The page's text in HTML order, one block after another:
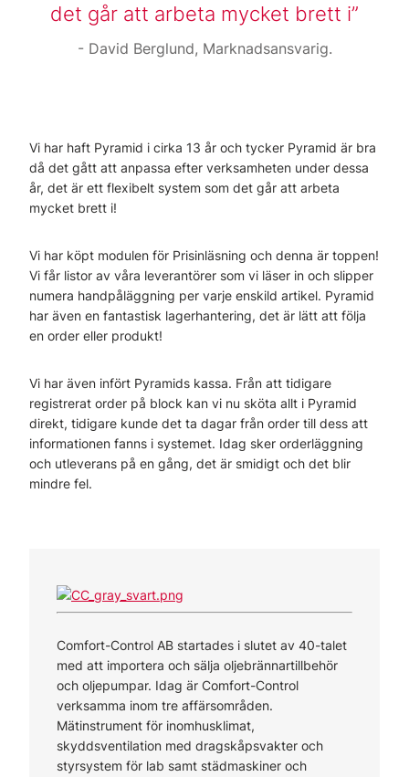
det går att arbeta mycket brett i
David Berglund, Marknadsansvarig.
Vi har haft Pyramid i cirka 13 år och tycker Pyramid är bra
då det gått att anpassa efter verksamheten under dessa
år, det är ett flexibelt system som det går att arbeta
mycket brett i!
Vi har köpt modulen för Prisinläsning och denna är toppen!
Vi får listor av våra leverantörer som vi läser in och slipper
numera handpåläggning per varje enskild artikel. Pyramid
har även en fantastisk lagerhantering, det är lätt att följa
en order eller produkt!
Vi har även infört Pyramids kassa. Från att tidigare
registrerat order på block kan vi nu sköta allt i Pyramid
direkt, tidigare kunde det ta dagar från order till dess att
informationen fanns i systemet. Idag sker orderläggning
och utleverans på en gång, det är smidigt och det blir
mindre fel.
Comfort-Control AB startades i slutet av 40-talet
med att importera och sälja oljebrännartillbehör
och oljepumpar. Idag är Comfort-Control
verksamma inom tre affärsområden.
Mätinstrument för inomhusklimat,
skyddsventilation med dragskåpsvakter och
styrsystem för lab samt städmaskiner och